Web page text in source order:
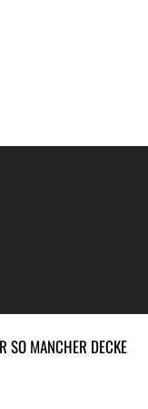
SO MANCHER DECKE